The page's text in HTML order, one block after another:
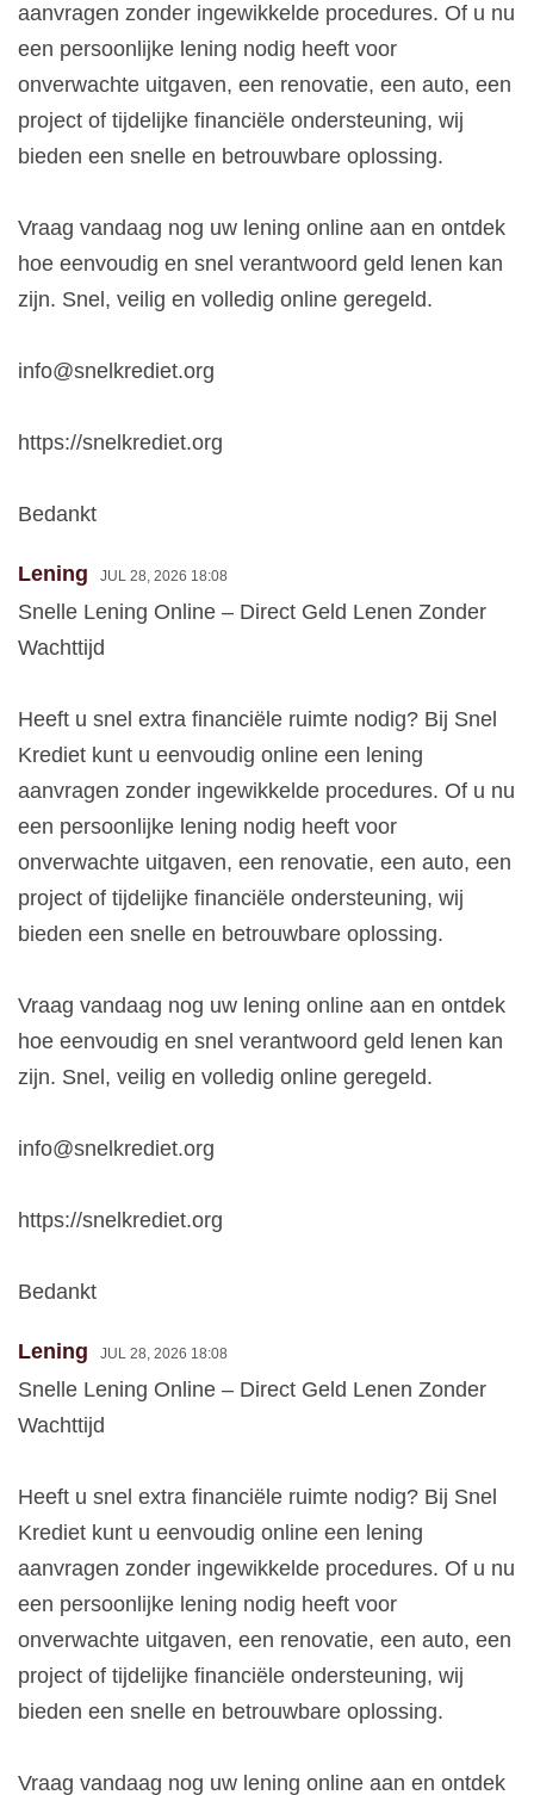
aanvragen zonder ingewikkelde procedures. Of u nu
een persoonlijke lening nodig heeft voor
onverwachte uitgaven, een renovatie, een auto, een
project of tijdelijke financiële ondersteuning, wij
bieden een snelle en betrouwbare oplossing.
Vraag vandaag nog uw lening online aan en ontdek
hoe eenvoudig en snel verantwoord geld lenen kan
zijn. Snel, veilig en volledig online geregeld.
info@snelkrediet.org
https://snelkrediet.org
Bedankt
Lening JUL 28, 2026 18:08
Snelle Lening Online – Direct Geld Lenen Zonder
Wachttijd
Heeft u snel extra financiële ruimte nodig? Bij Snel
Krediet kunt u eenvoudig online een lening
aanvragen zonder ingewikkelde procedures. Of u nu
een persoonlijke lening nodig heeft voor
onverwachte uitgaven, een renovatie, een auto, een
project of tijdelijke financiële ondersteuning, wij
bieden een snelle en betrouwbare oplossing.
Vraag vandaag nog uw lening online aan en ontdek
hoe eenvoudig en snel verantwoord geld lenen kan
zijn. Snel, veilig en volledig online geregeld.
info@snelkrediet.org
https://snelkrediet.org
Bedankt
Lening JUL 28, 2026 18:08
Snelle Lening Online – Direct Geld Lenen Zonder
Wachttijd
Heeft u snel extra financiële ruimte nodig? Bij Snel
Krediet kunt u eenvoudig online een lening
aanvragen zonder ingewikkelde procedures. Of u nu
een persoonlijke lening nodig heeft voor
onverwachte uitgaven, een renovatie, een auto, een
project of tijdelijke financiële ondersteuning, wij
bieden een snelle en betrouwbare oplossing.
Vraag vandaag nog uw lening online aan en ontdek